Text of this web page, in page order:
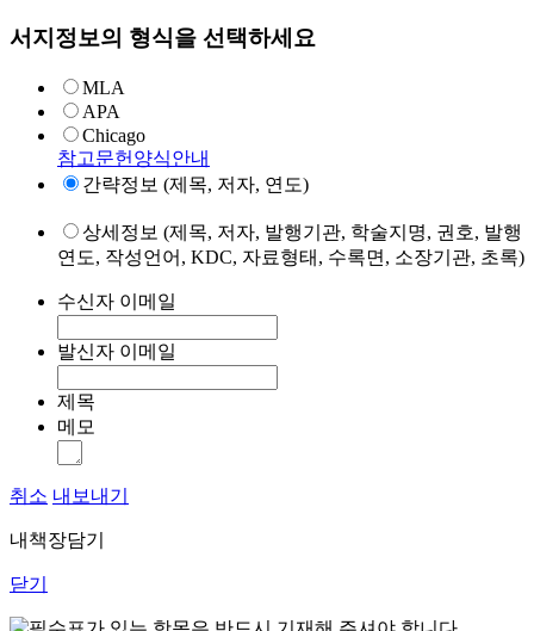
서지정보의 형식을 선택하세요
MLA
APA
Chicago
참고문헌양식안내
간략정보 (제목, 저자, 연도)
상세정보 (제목, 저자, 발행기관, 학술지명, 권호, 발행
연도, 작성언어, KDC, 자료형태, 수록면, 소장기관, 초록)
수신자 이메일
발신자 이메일
제목
메모
취소 내보내기
내책장담기
닫기